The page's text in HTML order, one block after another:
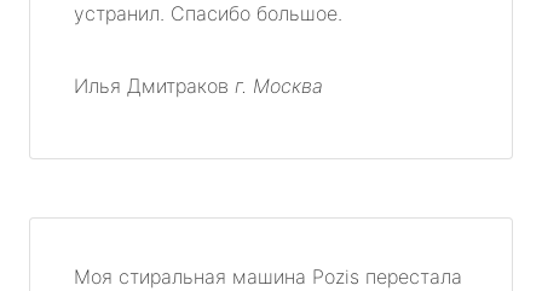
устранил. Спасибо большое.
Илья Дмитраков г. Москва
Моя стиральная машина Pozis перестала